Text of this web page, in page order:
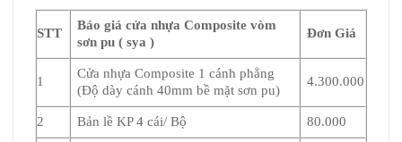
STT
Báo giá cửa nhựa Composite vòm
sơn pu ( sya )
Đơn Giá
1
Cửa nhựa Composite 1 cánh phẳng
(Độ dày cánh 40mm bề mặt sơn pu)
4.300.000
2 Bản lề KP 4 cái/ Bộ 80.000